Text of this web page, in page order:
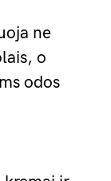
ne
o
odos